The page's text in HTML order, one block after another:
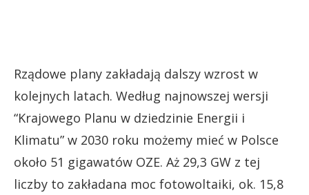
Rządowe plany zakładają dalszy wzrost w
kolejnych latach. Według najnowszej wersji
“Krajowego Planu w dziedzinie Energii i
Klimatu” w 2030 roku możemy mieć w Polsce
około 51 gigawatów OZE. Aż 29,3 GW z tej
liczby to zakładana moc fotowoltaiki, ok. 15,8